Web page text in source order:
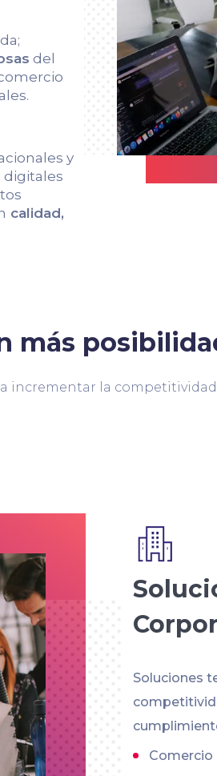
del
y
digitales
calidad,
más
incrementar la competitividad
Soluciones
Comercio